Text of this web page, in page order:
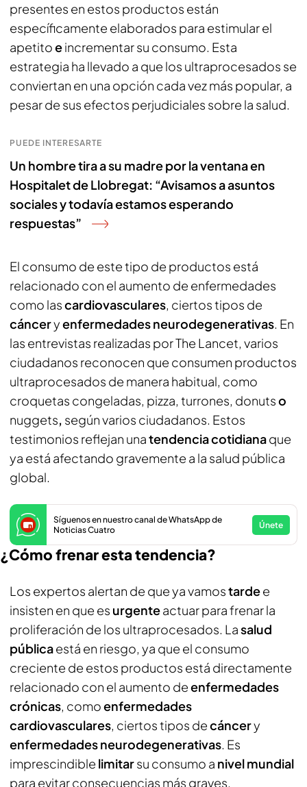
presentes en estos productos están
específicamente elaborados para estimular el
apetitoeincrementar su consumo. Esta
estrategia ha llevado a que los ultraprocesados se
conviertan en una opción cada vez más popular, a
pesar de sus efectos perjudiciales sobre la salud.
PUEDE INTERESARTE
Un hombre tira a su madre por la ventana en
Hospitalet de Llobregat: “Avisamos a asuntos
sociales y todavía estamos esperando
respuestas”
El consumo de este tipo de productos está
relacionado con el aumento de enfermedades
como lascardiovasculares, ciertos tipos de
cánceryenfermedades neurodegenerativas. En
las entrevistas realizadas por The Lancet, varios
ciudadanos reconocen que consumen productos
ultraprocesados de manera habitual, como
croquetas congeladas, pizza, turrones, donutso
nuggets, según varios ciudadanos. Estos
testimonios reflejan unatendencia cotidianaque
ya está afectando gravemente a la salud pública
global.
Síguenos en nuestro canal de WhatsApp de
Noticias Cuatro
Únete
¿Cómo frenar esta tendencia?
Los expertos alertan de que ya vamostardee
insisten en que es urgenteactuar para frenar la
proliferación de los ultraprocesados. Lasalud
públicaestá en riesgo, ya que el consumo
creciente de estos productos está directamente
relacionado con el aumento deenfermedades
crónicas, comoenfermedades
cardiovasculares, ciertos tipos decáncery
enfermedades neurodegenerativas. Es
imprescindible limitarsu consumo a nivel mundial
para evitar consecuencias más graves.